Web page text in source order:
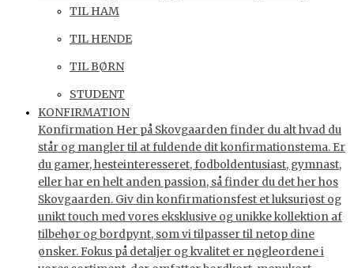
TIL HAM
TIL HENDE
TIL BØRN
STUDENT
KONFIRMATION
Konfirmation Her på Skovgaarden finder du alt hvad du
står og mangler til at fuldende dit konfirmationstema. Er
du gamer, hesteinteresseret, fodboldentusiast, gymnast,
eller har en helt anden passion, så finder du det her hos
Skovgaarden. Giv din konfirmationsfest et luksuriøst og
unikt touch med vores eksklusive og unikke kollektion af
tilbehør og bordpynt, som vi tilpasser til netop dine
ønsker. Fokus på detaljer og kvalitet er nøgleordene i